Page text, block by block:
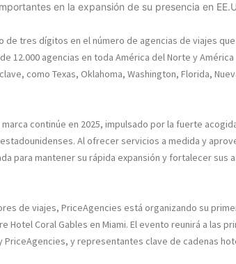
en la expansión de su presencia en
tres dígitos en el número de agencias de viajes
12.000 agencias en toda América del Norte y
como Texas, Oklahoma, Washington, Florida,
continúe en 2025, impulsado por la fuerte
Al ofrecer servicios a medida y
para mantener su rápida expansión y fortalecer sus
de viajes, PriceAgencies está organizando su
Coral Gables en Miami. El evento reunirá a las
y representantes clave de cadenas